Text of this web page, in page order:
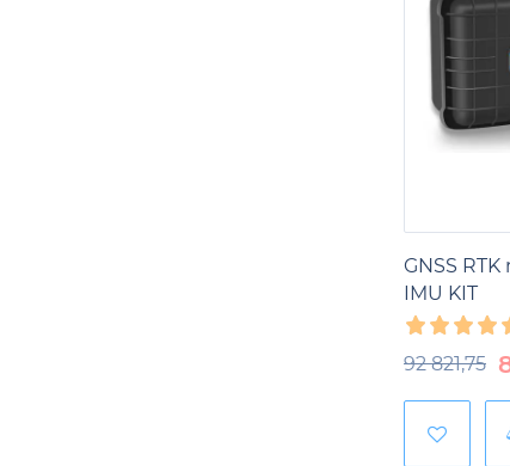
GNSS
IMU KIT
92 821,75